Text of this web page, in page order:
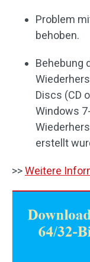
Problem
behoben.
Behebung
Discs (CD
Windows
erstellt
>>Weitere